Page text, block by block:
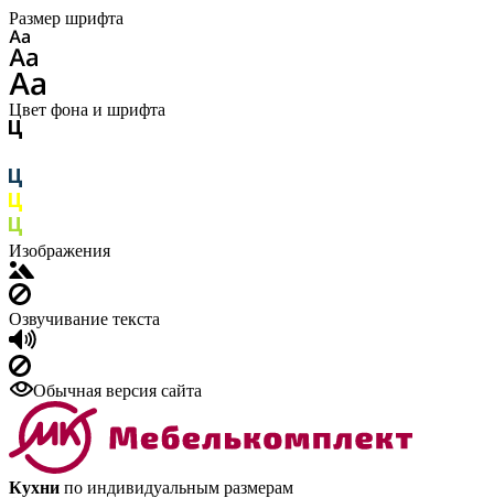
Размер шрифта
Цвет фона и шрифта
Изображения
Озвучивание текста
Обычная версия сайта
Кухни по индивидуальным размерам